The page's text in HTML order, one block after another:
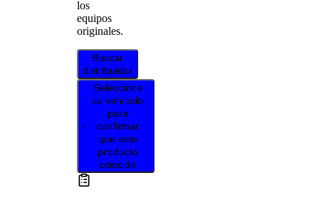
los
equipos
originales.
Buscar
distribuidor
Seleccione
su vehículo
para
confirmar
que este
producto
coincide